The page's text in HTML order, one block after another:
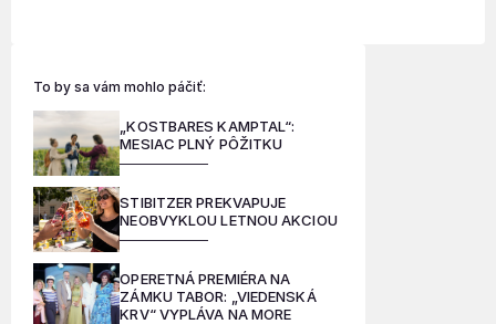
To by sa vám mohlo páčiť:
„KOSTBARES KAMPTAL“:
MESIAC PLNÝ PÔŽITKU
STIBITZER PREKVAPUJE
NEOBVYKLOU LETNOU AKCIOU
OPERETNÁ PREMIÉRA NA
ZÁMKU TABOR: „VIEDENSKÁ
KRV“ VYPLÁVA NA MORE